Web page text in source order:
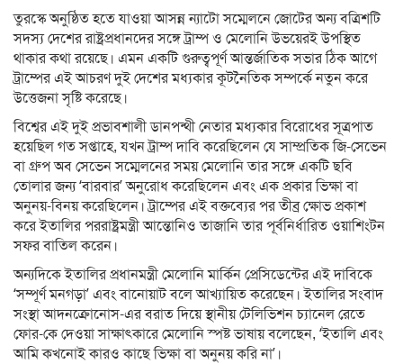
তুরস্কে অনুষ্ঠিত হতে যাওয়া আসন্ন ন্যাটো সম্মেলনে জোটের অন্য বত্রিশটি
সদস্য দেশের রাষ্ট্রপ্রধানদের সঙ্গে ট্রাম্প ও মেলোনি উভয়েরই উপস্থিত
থাকার কথা রয়েছে। এমন একটি গুরুত্বপূর্ণ আন্তর্জাতিক সভার ঠিক আগে
ট্রাম্পের এই আচরণ দুই দেশের মধ্যকার কূটনৈতিক সম্পর্কে নতুন করে
উত্তেজনা সৃষ্টি করেছে।
বিশ্বের এই দুই প্রভাবশালী ডানপন্থী নেতার মধ্যকার বিরোধের সূত্রপাত
হয়েছিল গত সপ্তাহে, যখন ট্রাম্প দাবি করেছিলেন যে সাম্প্রতিক জি-সেভেন
বা গ্রুপ অব সেভেন সম্মেলনের সময় মেলোনি তার সঙ্গে একটি ছবি
তোলার জন্য ‘বারবার’ অনুরোধ করেছিলেন এবং এক প্রকার ভিক্ষা বা
অনুনয়-বিনয় করেছিলেন। ট্রাম্পের এই বক্তব্যের পর তীব্র ক্ষোভ প্রকাশ
করে ইতালির পররাষ্ট্রমন্ত্রী আন্তোনিও তাজানি তার পূর্বনির্ধারিত ওয়াশিংটন
সফর বাতিল করেন।
অন্যদিকে ইতালির প্রধানমন্ত্রী মেলোনি মার্কিন প্রেসিডেন্টের এই দাবিকে
‘সম্পূর্ণ মনগড়া’ এবং বানোয়াট বলে আখ্যায়িত করেছেন। ইতালির সংবাদ
সংস্থা আদনক্রোনোস-এর বরাত দিয়ে স্থানীয় টেলিভিশন চ্যানেল রেতে
ফোর-কে দেওয়া সাক্ষাৎকারে মেলোনি স্পষ্ট ভাষায় বলেছেন, ‘ইতালি এবং
আমি কখনোই কারও কাছে ভিক্ষা বা অনুনয় করি না’।